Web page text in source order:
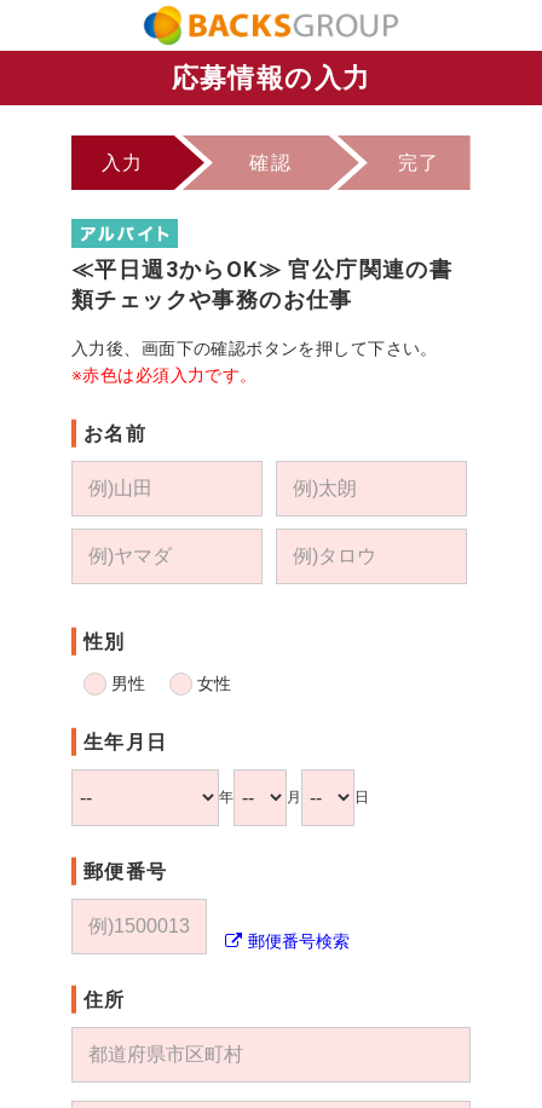
応募情報の入力
入力 確認 完了
≪平日週3からOK≫ 官公庁関連の書
類チェックや事務のお仕事
入力後、画面下の確認ボタンを押して下さい。
※赤色は必須入力です。
お名前
性別
男性 女性
生年月日
年 月 日
郵便番号
郵便番号検索
住所